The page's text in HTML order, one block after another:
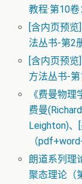
教程·第10
[含内页预
法丛书-第2
[含内页预
方法丛书-
《费曼物
费曼
Leighton)
（
朗道系列理
聚态理论（